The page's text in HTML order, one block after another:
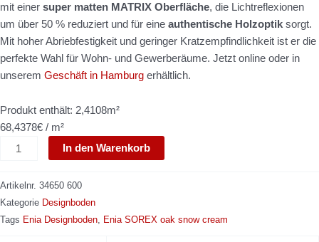
mit einer super matten MATRIX Oberfläche, die Lichtreflexionen
um über 50 % reduziert und für eine authentische Holzoptik sorgt.
Mit hoher Abriebfestigkeit und geringer Kratzempfindlichkeit ist er die
perfekte Wahl für Wohn- und Gewerberäume. Jetzt online oder in
unserem Geschäft in Hamburg erhältlich.
Produkt enthält: 2,4108m²
68,4378€ / m²
In den Warenkorb
Artikelnr. 34650 600
Kategorie Designboden
Tags Enia Designboden Enia SOREX oak snow cream